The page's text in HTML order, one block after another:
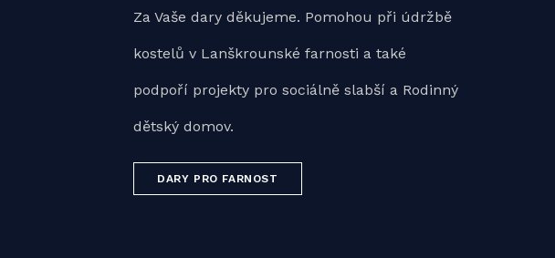
Za Vaše dary děkujeme. Pomohou při údržbě
kostelů v Lanškrounské farnosti a také
podpoří projekty pro sociálně slabší a Rodinný
dětský domov.
DARY PRO FARNOST